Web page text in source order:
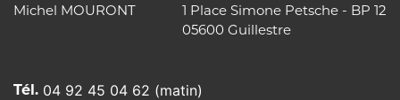
Michel MOURONT
1 Place Simone Petsche - BP 12
05600 Guillestre
Tél. 04 92 45 04 62 (matin)